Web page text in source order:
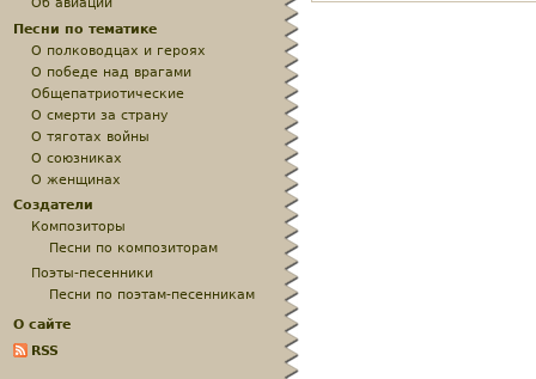
Песни по тематике
О полководцах и героях
О победе над врагами
Общепатриотические
О смерти за страну
О тяготах войны
О союзниках
О женщинах
Создатели
Композиторы
Песни по композиторам
Поэты-песенники
Песни по поэтам-песенникам
О сайте
RSS